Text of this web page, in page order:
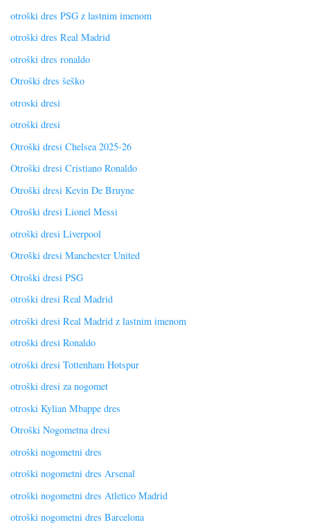
otroški dres PSG z lastnim imenom
otroški dres Real Madrid
otroški dres ronaldo
Otroški dres šeško
otroski dresi
otroški dresi
Otroški dresi Chelsea 2025-26
Otroški dresi Cristiano Ronaldo
Otroški dresi Kevin De Bruyne
Otroški dresi Lionel Messi
otroški dresi Liverpool
Otroški dresi Manchester United
Otroški dresi PSG
otroški dresi Real Madrid
otroški dresi Real Madrid z lastnim imenom
otroški dresi Ronaldo
otroški dresi Tottenham Hotspur
otroški dresi za nogomet
otroski Kylian Mbappe dres
Otroški Nogometna dresi
otroški nogometni dres
otroški nogometni dres Arsenal
otroški nogometni dres Atletico Madrid
otroški nogometni dres Barcelona